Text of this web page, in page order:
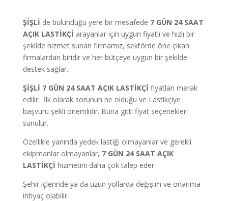
ŞİŞLİ de bulunduğu yere bir mesafede 7 GÜN 24 SAAT
AÇIK LASTİKÇİ arayanlar için uygun fiyatlı ve hızlı bir
şekilde hizmet sunan firmamız, sektörde öne çıkan
firmalardan biridir ve her bütçeye uygun bir şekilde
destek sağlar.
ŞİŞLİ 7 GÜN 24 SAAT AÇIK LASTİKÇİ fiyatları merak
edilir. İlk olarak sorunun ne olduğu ve Lastikçiye
başvuru şekli önemlidir. Buna gitti fiyat seçenekleri
sunulur.
Özellikle yanında yedek lastiği olmayanlar ve gerekli
ekipmanlar olmayanlar, 7 GÜN 24 SAAT AÇIK
LASTİKÇİ hizmetini daha çok talep eder.
Şehir içlerinde ya da uzun yollarda değişim ve onarıma
ihtiyaç olabilir.